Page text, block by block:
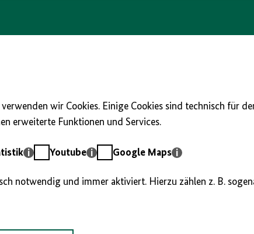
wir Cookies. Einige Cookies sind technisch für
erweiterte Funktionen und Services.
YoutubeYoutube
GoogleGoogle Maps
notwendig und immer aktiviert. Hierzu zählen z. B.